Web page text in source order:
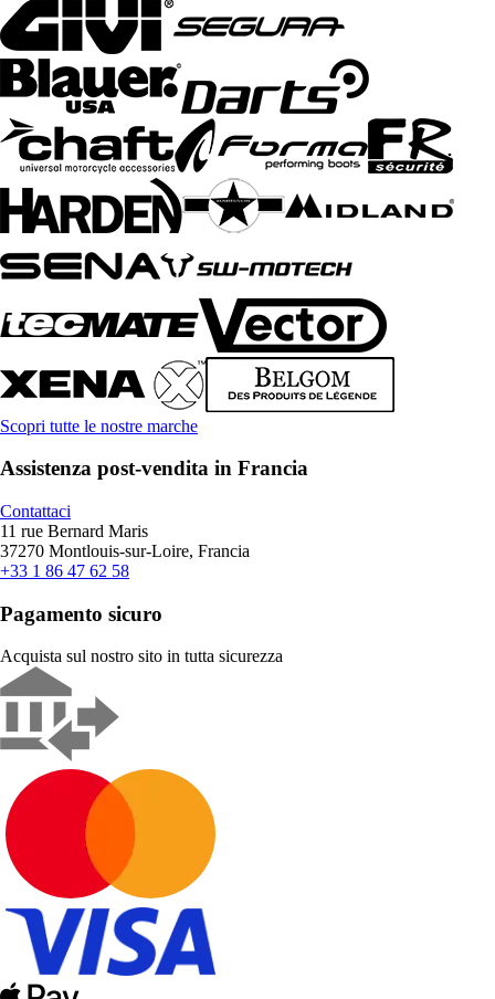
Scopri tutte le nostre marche
Assistenza post-vendita in Francia
Contattaci
11 rue Bernard Maris
37270 Montlouis-sur-Loire, Francia
+33 1 86 47 62 58
Pagamento sicuro
Acquista sul nostro sito in tutta sicurezza